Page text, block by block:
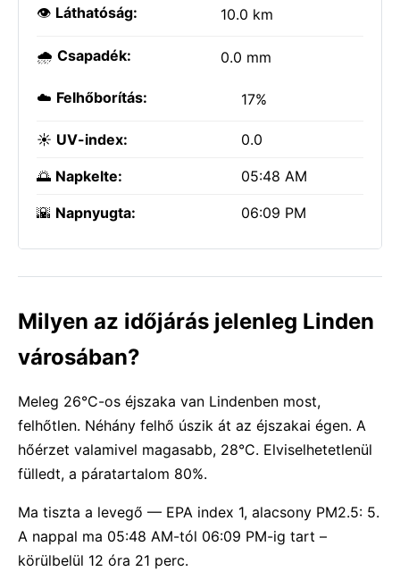
👁️ Láthatóság: 10.0 km
🌧️ Csapadék: 0.0 mm
☁️ Felhőborítás: 17%
☀️ UV-index: 0.0
🌅 Napkelte: 05:48 AM
🌇 Napnyugta: 06:09 PM
Milyen az időjárás jelenleg Linden
városában?
Meleg 26°C-os éjszaka van Lindenben most,
felhőtlen. Néhány felhő úszik át az éjszakai égen. A
hőérzet valamivel magasabb, 28°C. Elviselhetetlenül
fülledt, a páratartalom 80%.
Ma tiszta a levegő — EPA index 1, alacsony PM2.5: 5.
A nappal ma 05:48 AM-tól 06:09 PM-ig tart –
körülbelül 12 óra 21 perc.